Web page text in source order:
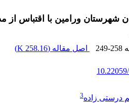
شهرستان ورامین با اقتباس از
249-258 اصل مقاله (258.16 K
)
درستی زاده3